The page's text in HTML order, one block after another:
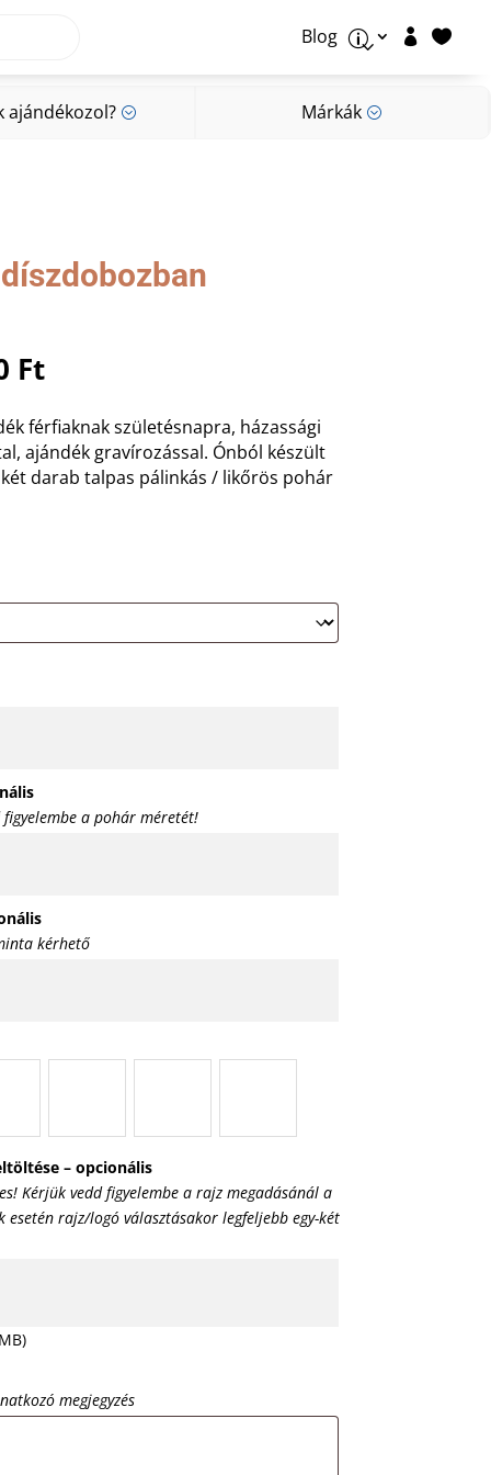
Blog p  
ajándékozol? ; Márkák ;
Márkák;
Ft.
FtCurrent
price
is:
19.350 Ft.
férfiaknak születésnapra, házassági
ajándék gravírozással. Ónból készült
darab talpas pálinkás / likőrös pohár
a pohár méretét!
kérhető
– opcionális
Kérjük vedd figyelembe a rajz megadásánál a
rajz/logó választásakor legfeljebb egy-két
megjegyzés